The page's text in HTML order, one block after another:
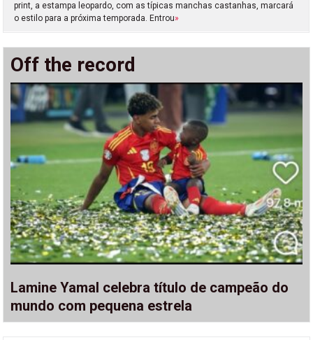
print, a estampa leopardo, com as típicas manchas castanhas, marcará
o estilo para a próxima temporada. Entrou»
Off the record
Lamine Yamal celebra título de campeão do
mundo com pequena estrela